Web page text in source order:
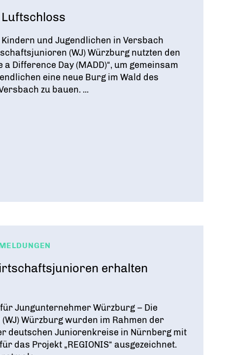
und Jugendlichen in Versbach
(WJ) Würzburg nutzten den
Difference Day (MADD)“, um gemeinsam
eine neue Burg im Wald des
zu bauen. ...
erhalten
Jungunternehmer Würzburg – Die
Würzburg wurden im Rahmen der
deutschen Juniorenkreise in Nürnberg mit
das Projekt „REGIONIS“ ausgezeichnet.